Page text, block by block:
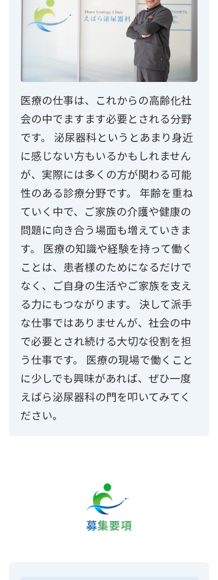
医療の仕事は、これからの高齢化社
会の中でますます必要とされる分野
です。 泌尿器科というとあまり身近
に感じない方もいるかもしれません
が、実際には多くの方が関わる可能
性のある診療分野です。 年齢を重ね
ていく中で、ご家族の介護や健康の
問題に向き合う場面も増えていきま
す。 医療の知識や経験を持って働く
ことは、患者様のためになるだけで
なく、ご自身の生活やご家族を支え
る力にもつながります。 決して派手
な仕事ではありませんが、社会の中
で必要とされ続ける大切な役割を担
う仕事です。 医療の現場で働くこと
に少しでも興味があれば、ぜひ一度
えばら泌尿器科の門を叩いてみてく
ださい。
募集要項